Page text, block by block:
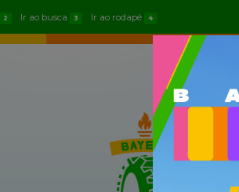
2 Ir ao busca 3 Ir ao rodapé 4